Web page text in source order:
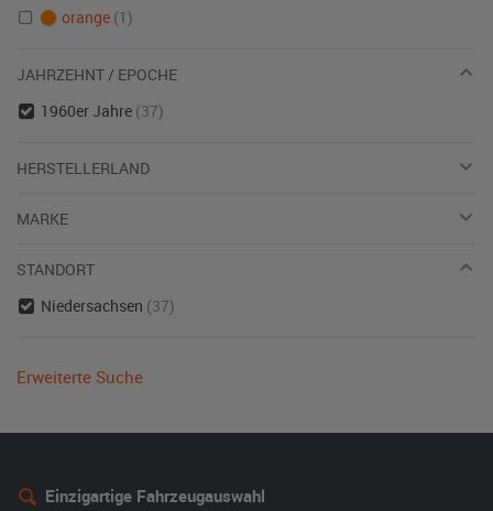
orange (1)
JAHRZEHNT / EPOCHE
1960er Jahre (37)
HERSTELLERLAND
MARKE
STANDORT
Niedersachsen (37)
Erweiterte Suche
Einzigartige Fahrzeugauswahl